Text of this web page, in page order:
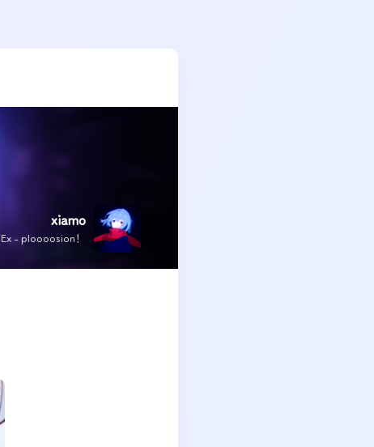
xiamo
Ex - ploooosion！